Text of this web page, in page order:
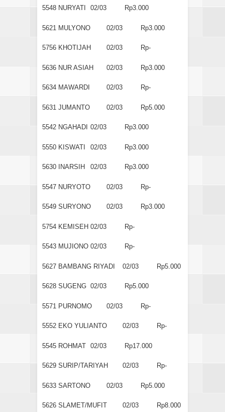
5548 NURYATI 02/03 Rp3.000
5621 MULYONO 02/03 Rp3.000
5756 KHOTIJAH 02/03 Rp-
5636 NUR ASIAH 02/03 Rp3.000
5634 MAWARDI 02/03 Rp-
5631 JUMANTO 02/03 Rp5.000
5542 NGAHADI 02/03 Rp3.000
5550 KISWATI 02/03 Rp3.000
5630 INARSIH 02/03 Rp3.000
5547 NURYOTO 02/03 Rp-
5549 SURYONO 02/03 Rp3.000
5754 KEMISEH 02/03 Rp-
5543 MUJIONO 02/03 Rp-
5627 BAMBANG RIYADI 02/03 Rp5.000
5628 SUGENG 02/03 Rp5.000
5571 PURNOMO 02/03 Rp-
5552 EKO YULIANTO 02/03 Rp-
5545 ROHMAT 02/03 Rp17.000
5629 SURIP/TARIYAH 02/03 Rp-
5633 SARTONO 02/03 Rp5.000
5626 SLAMET/MUFIT 02/03 Rp8.000